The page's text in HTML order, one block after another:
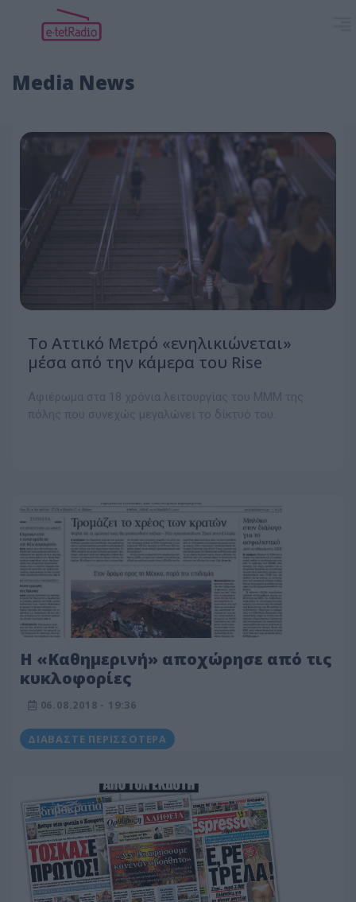
Media News
Το Αττικό Μετρό «ενηλικιώνεται»
μέσα από την κάμερα του Rise
Αφιέρωμα στα 18 χρόνια λειτουργίας του ΜΜΜ της
πόλης που συνεχώς μεγαλώνει το δίκτυό του.
Η «Καθημερινή» αποχώρησε από τις
κυκλοφορίες
06.08.2018 - 19:36
ΔΙΑΒΆΣΤΕ ΠΕΡΙΣΣΌΤΕΡΑ